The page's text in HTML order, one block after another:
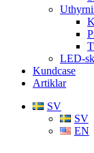
LED-
Kundcase
Artiklar
SV
SV
EN